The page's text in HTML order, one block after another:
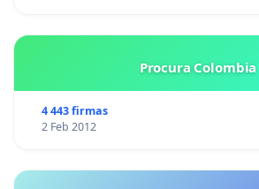
Procura Colombia
4 443 firmas
2 Feb 2012